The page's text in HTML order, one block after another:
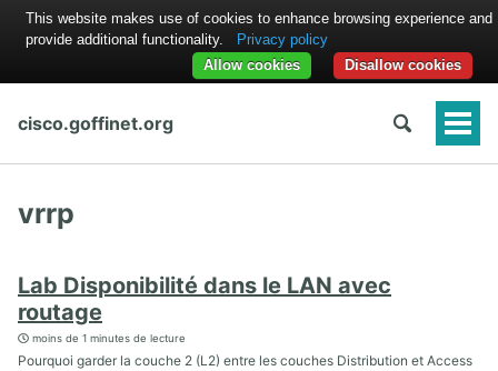
cisco.goffinet.org
vrrp
Lab Disponibilité dans le LAN avec
routage
moins de 1 minutes de lecture
Pourquoi garder la couche 2 (L2) entre les couches Distribution et Access
This website makes use of cookies to enhance browsing experience and
provide additional functionality.
Privacy policy
Disallow cookies
Allow cookies